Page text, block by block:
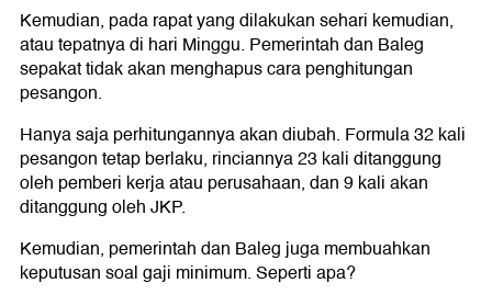
Kemudian, pada rapat yang dilakukan sehari kemudian,
atau tepatnya di hari Minggu. Pemerintah dan Baleg
sepakat tidak akan menghapus cara penghitungan
pesangon.
Hanya saja perhitungannya akan diubah. Formula 32 kali
pesangon tetap berlaku, rinciannya 23 kali ditanggung
oleh pemberi kerja atau perusahaan, dan 9 kali akan
ditanggung oleh JKP.
Kemudian, pemerintah dan Baleg juga membuahkan
keputusan soal gaji minimum. Seperti apa?